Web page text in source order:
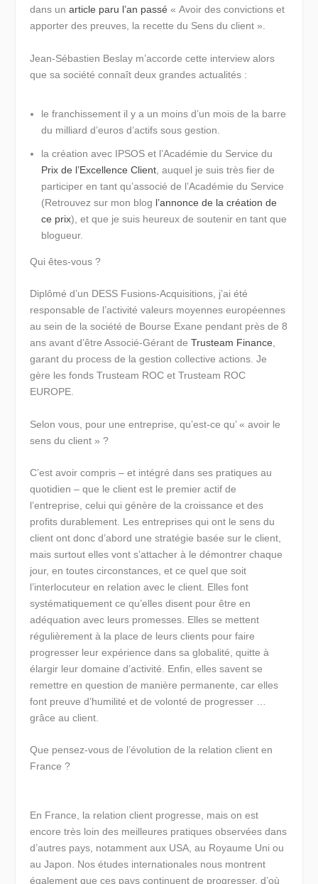
dans unarticle paru l’an passé « Avoir des convictions et
apporter des preuves, la recette du Sens du client ».
Jean-Sébastien Beslay m’accorde cette interview alors
que sa société connaît deux grandes actualités :
le franchissement il y a un moins d’un mois de la barre
du milliard d’euros d’actifs sous gestion.
la création avec IPSOS et l’Académie du Service du
Prix de l’Excellence Client , auquel je suis très fier de
participer en tant qu’associé de l’Académie du Service
(Retrouvez sur mon blog l’annonce de la création de
ce prix), et que je suis heureux de soutenir en tant que
blogueur.
Qui êtes-vous ?
Diplômé d’un DESS Fusions-Acquisitions, j’ai été
responsable de l’activité valeurs moyennes européennes
au sein de la société de Bourse Exane pendant près de 8
ans avant d’être Associé-Gérant deTrusteam Finance
garant du process de la gestion collective actions. Je
gère les fonds Trusteam ROC et Trusteam ROC
EUROPE.
Selon vous, pour une entreprise, qu’est-ce qu’ « avoir le
sens du client » ?
C’est avoir compris – et intégré dans ses pratiques au
quotidien – que le client est le premier actif de
l’entreprise, celui qui génère de la croissance et des
profits durablement. Les entreprises qui ont le sens du
client ont donc d’abord une stratégie basée sur le client,
mais surtout elles vont s’attacher à le démontrer chaque
jour, en toutes circonstances, et ce quel que soit
l’interlocuteur en relation avec le client. Elles font
systématiquement ce qu’elles disent pour être en
adéquation avec leurs promesses. Elles se mettent
régulièrement à la place de leurs clients pour faire
progresser leur expérience dans sa globalité, quitte à
élargir leur domaine d’activité. Enfin, elles savent se
remettre en question de manière permanente, car elles
font preuve d’humilité et de volonté de progresser …
grâce au client.
Que pensez-vous de l’évolution de la relation client en
France ?
En France, la relation client progresse, mais on est
encore très loin des meilleures pratiques observées dans
d’autres pays, notamment aux USA, au Royaume Uni ou
au Japon. Nos études internationales nous montrent
également que ces pays continuent de progresser, d’où